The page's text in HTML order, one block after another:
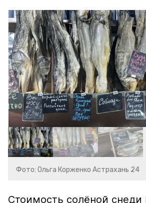
Фото: Ольга Корженко Астрахань 24
Стоимость солёной снеди